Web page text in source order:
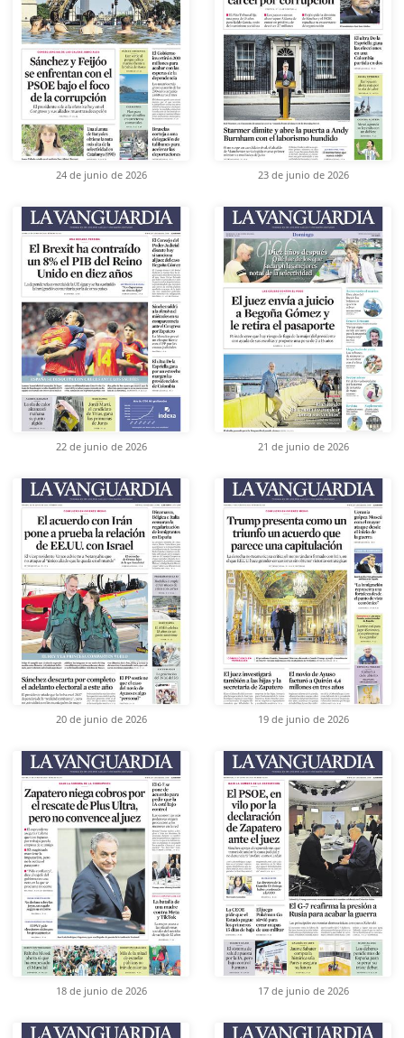
24 de junio de 2026 23 de junio de 2026
22 de junio de 2026 21 de junio de 2026
20 de junio de 2026 19 de junio de 2026
18 de junio de 2026 17 de junio de 2026